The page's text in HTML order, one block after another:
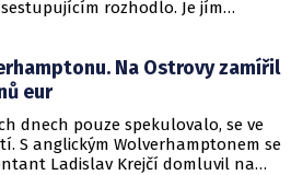
rozhodlo. Je jím
Palace. Zůstane tak beznadějně
nezmění. Tuto zprávu dost možná
českých fanoušků, jelikož právě za
kapitán české fotbalové
Na Ostrovy zamířil
eur
dnech pouze spekulovalo, se ve
S anglickým Wolverhamptonem se
Ladislav Krejčí domluvil na